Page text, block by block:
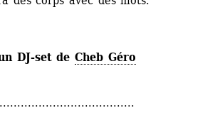
DJ-set de Cheb Géro